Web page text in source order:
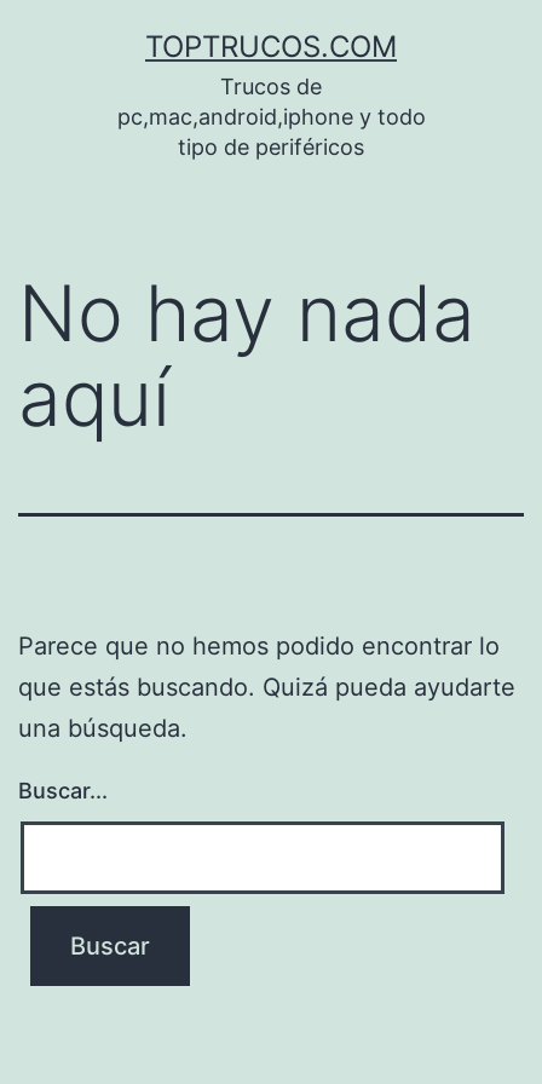
TOPTRUCOS.COM
Trucos de
pc,mac,android,iphone y todo
tipo de periféricos
No hay nada
aquí
Parece que no hemos podido encontrar lo
que estás buscando. Quizá pueda ayudarte
una búsqueda.
Buscar...